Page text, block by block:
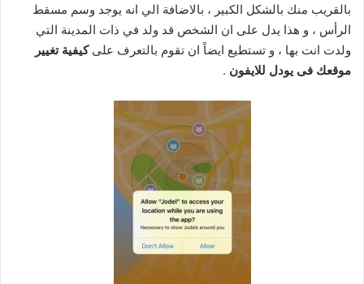
بالقريب منك بالشكل الكبير ، بالاضافة الي انه يوجد وسم مسقط
الرأس ، و هذا يدل على ان الشخص قد ولد في ذات المدينة التي
ولدت انت بها ، و تستطيع ايضاً ان تقوم بالتعرف علىكيفية تغيير
موقعك فى يودل للايفون .